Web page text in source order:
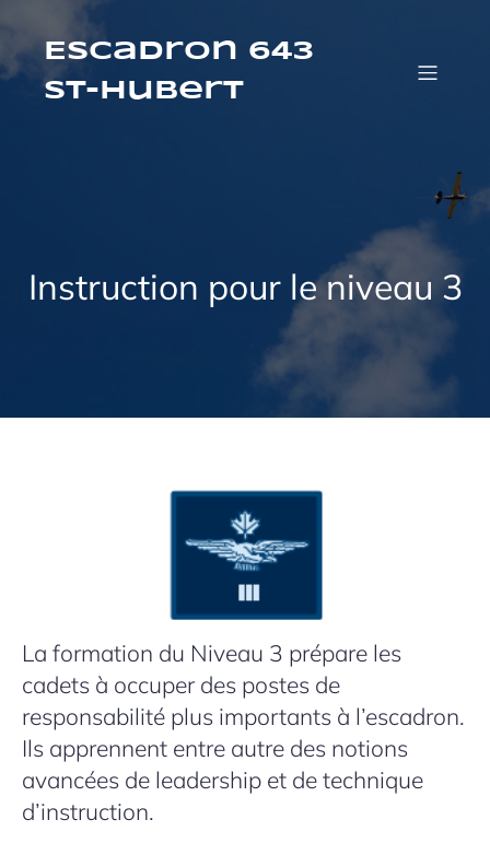
contenuEscadron 643
St-Hubert
Instruction pour le niveau 3
La formation du Niveau 3 prépare les
cadets à occuper des postes de
responsabilité plus importants à l’escadron.
Ils apprennent entre autre des notions
avancées de leadership et de technique
d’instruction.